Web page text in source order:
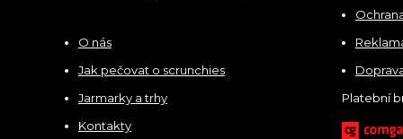
O nás
Jak pečovat o scrunchies
Jarmarky a trhy
Kontakty
Platební